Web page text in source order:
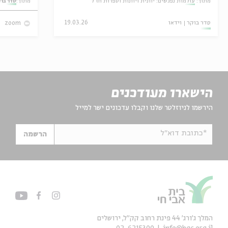
מתוך: עולמות נפגשים: יוונית ויוונות וספרות חז"ל
סדר בוקר וידאו 19.03.26
מתוך:סדר
zoom
הישארו מעודכנים
הירשמו לניוזלטר שלנו וקבלו עדכונים ישר למייל
*כתובת דוא"ל הרשמה
המלך ג'ורג' 44 פינת רחוב קק״ל, ירושלים